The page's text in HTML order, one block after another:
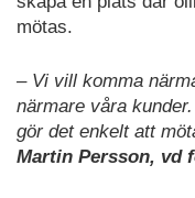
mötas.
– Vi vill komma
närmare våra
gör det enkelt att
Martin Persson, vd